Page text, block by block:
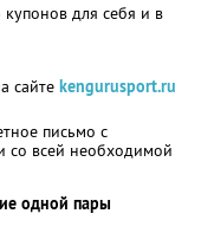
для себя и в
сайте kengurusport.ru
письмо с
со всей необходимой
одной пары